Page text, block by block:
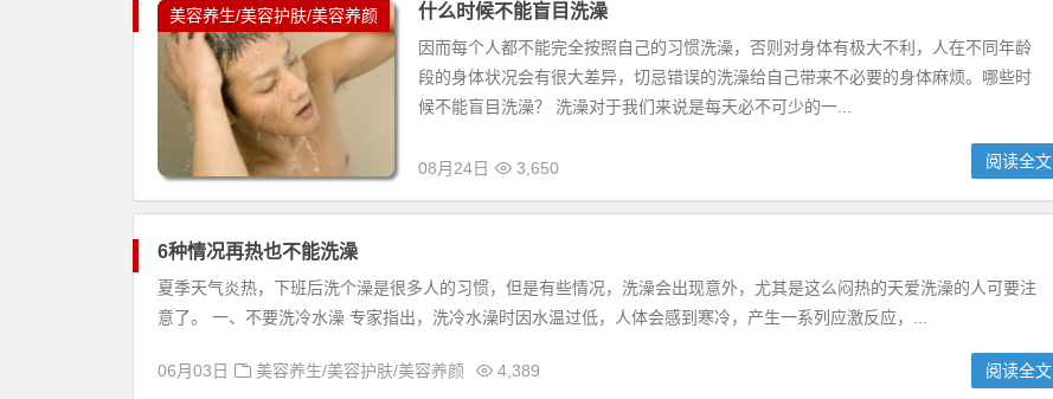
美容养生/美容护肤/美容养颜 什么时候不能盲目洗澡
因而每个人都不能完全按照自己的习惯洗澡，否则对身体有极大不利，人在不同年龄
段的身体状况会有很大差异，切忌错误的洗澡给自己带来不必要的身体麻烦。哪些时
候不能盲目洗澡？ 洗澡对于我们来说是每天必不可少的一...
08月24日 3,650 阅读全文
6种情况再热也不能洗澡
夏季天气炎热，下班后洗个澡是很多人的习惯，但是有些情况，洗澡会出现意外，尤其是这么闷热的天爱洗澡的人可要注
意了。 一、不要洗冷水澡 专家指出，洗冷水澡时因水温过低，人体会感到寒冷，产生一系列应激反应，...
06月03日 美容养生/美容护肤/美容养颜 4,389 阅读全文